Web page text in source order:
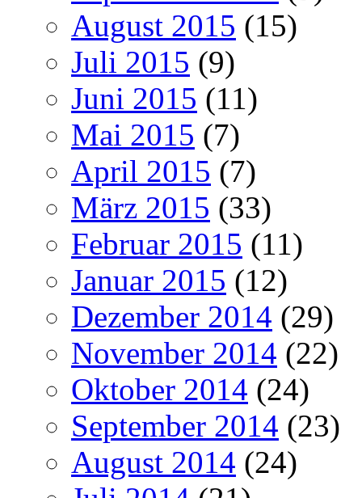
August 2015 (15)
Juli 2015 (9)
Juni 2015 (11)
Mai 2015 (7)
April 2015 (7)
März 2015 (33)
Februar 2015 (11)
Januar 2015 (12)
Dezember 2014 (29)
November 2014 (22)
Oktober 2014 (24)
September 2014 (23)
August 2014 (24)